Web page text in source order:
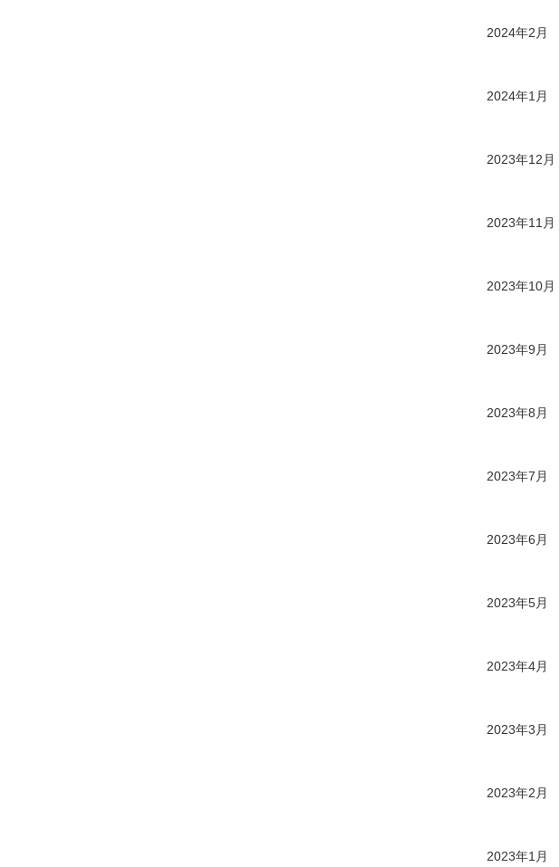
2024年2月
2024年1月
2023年12月
2023年11月
2023年10月
2023年9月
2023年8月
2023年7月
2023年6月
2023年5月
2023年4月
2023年3月
2023年2月
2023年1月